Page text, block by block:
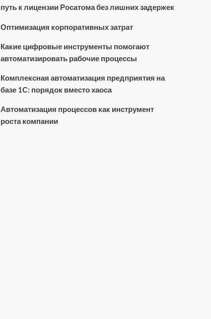
путь к лицензии Росатома без лишних задержек
Оптимизация корпоративных затрат
Какие цифровые инструменты помогают
автоматизировать рабочие процессы
Комплексная автоматизация предприятия на
базе 1С: порядок вместо хаоса
Автоматизация процессов как инструмент
роста компании